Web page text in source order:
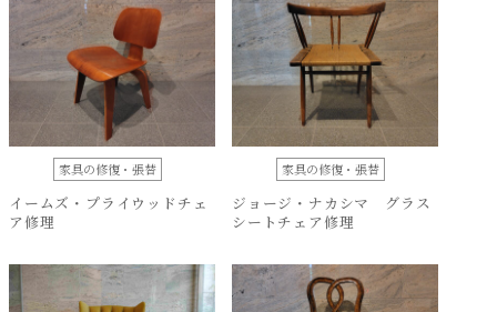
家具の修復・張替
イームズ・プライウッドチェ
ア修理
家具の修復・張替
ジョージ・ナカシマ グラス
シートチェア修理